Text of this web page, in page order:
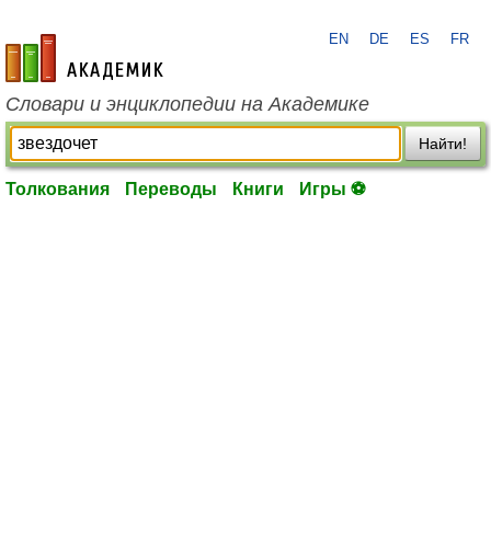
academic.ru
EN DE ES FR
Словари и энциклопедии на Академике
Найти!
Толкования Переводы Книги Игры ⚽